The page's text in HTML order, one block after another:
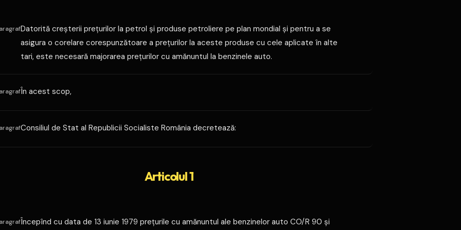
Datorită creşterii preţurilor la petrol şi produse petroliere pe plan mondial şi pentru a se
asigura o corelare corespunzătoare a preţurilor la aceste produse cu cele aplicate în alte
tari, este necesară majorarea preţurilor cu amănuntul la benzinele auto.
În acest scop,
Consiliul de Stat al Republicii Socialiste România decretează:
Articolul 1
Începînd cu data de 13 iunie 1979 preţurile cu amănuntul ale benzinelor auto CO/R 90 şi